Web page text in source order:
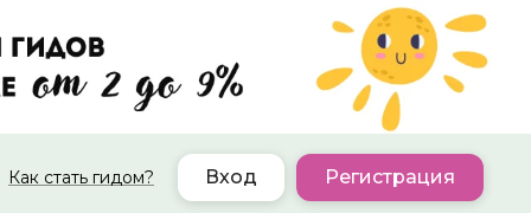
Как стать гидом? Вход Регистрация